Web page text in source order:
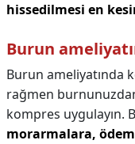
hissedilmesi en
Burun
Burun ameliyatında
rağmen
kompres uygulayın.
morarmalara,